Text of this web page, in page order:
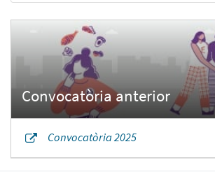
Convocatòria 2025